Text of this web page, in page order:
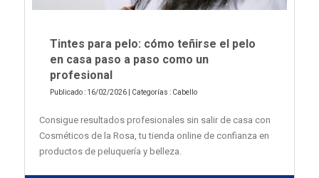
Tintes para pelo: cómo teñirse el pelo
en casa paso a paso como un
profesional
Publicado : 16/02/2026 | Categorías : Cabello
Consigue resultados profesionales sin salir de casa con
Cosméticos de la Rosa, tu tienda online de confianza en
productos de peluquería y belleza.